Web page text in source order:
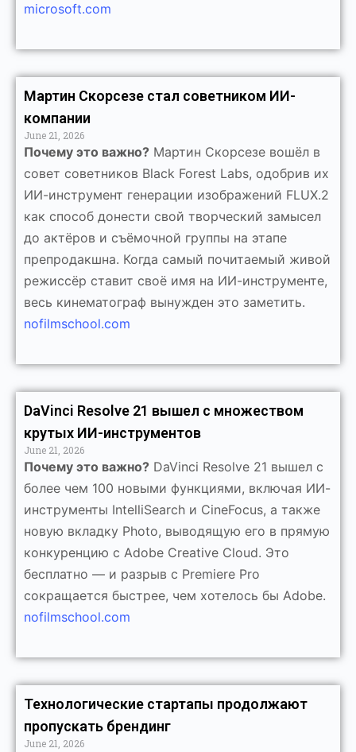
microsoft.com
Мартин Скорсезе стал советником ИИ-
компании
June 21, 2026
Почему это важно? Мартин Скорсезе вошёл в
совет советников Black Forest Labs, одобрив их
ИИ-инструмент генерации изображений FLUX.2
как способ донести свой творческий замысел
до актёров и съёмочной группы на этапе
препродакшна. Когда самый почитаемый живой
режиссёр ставит своё имя на ИИ-инструменте,
весь кинематограф вынужден это заметить.
nofilmschool.com
DaVinci Resolve 21 вышел с множеством
крутых ИИ-инструментов
June 21, 2026
Почему это важно? DaVinci Resolve 21 вышел с
более чем 100 новыми функциями, включая ИИ-
инструменты IntelliSearch и CineFocus, а также
новую вкладку Photo, выводящую его в прямую
конкуренцию с Adobe Creative Cloud. Это
бесплатно — и разрыв с Premiere Pro
сокращается быстрее, чем хотелось бы Adobe.
nofilmschool.com
Технологические стартапы продолжают
пропускать брендинг
June 21, 2026